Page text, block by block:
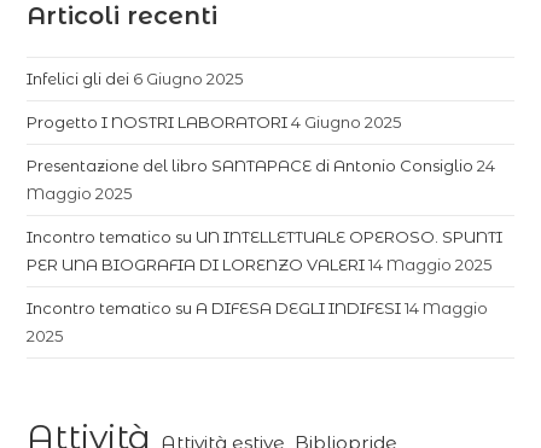
Articoli recenti
Infelici gli dei 6 Giugno 2025
Progetto I NOSTRI LABORATORI 4 Giugno 2025
Presentazione del libro SANTAPACE di Antonio Consiglio 24
Maggio 2025
Incontro tematico su UN INTELLETTUALE OPEROSO. SPUNTI
PER UNA BIOGRAFIA DI LORENZO VALERI 14 Maggio 2025
Incontro tematico su A DIFESA DEGLI INDIFESI 14 Maggio
2025
Attività Attività estive Bibliopride